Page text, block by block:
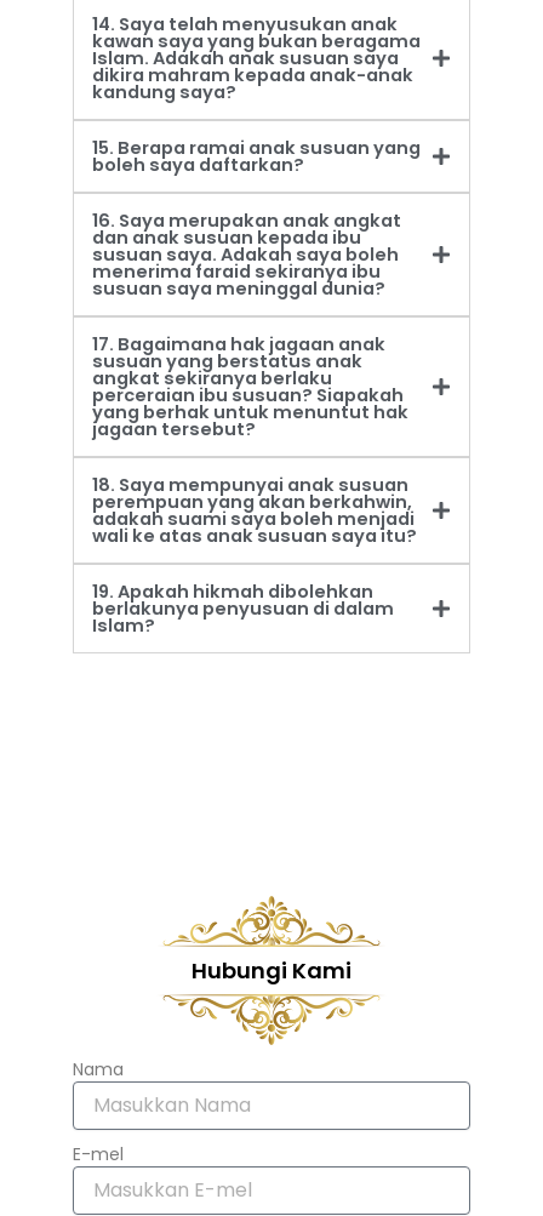
14. Saya telah menyusukan anak
kawan saya yang bukan beragama
Islam. Adakah anak susuan saya
dikira mahram kepada anak-anak
kandung saya?
15. Berapa ramai anak susuan yang
boleh saya daftarkan?
16. Saya merupakan anak angkat
dan anak susuan kepada ibu
susuan saya. Adakah saya boleh
menerima faraid sekiranya ibu
susuan saya meninggal dunia?
17. Bagaimana hak jagaan anak
susuan yang berstatus anak
angkat sekiranya berlaku
perceraian ibu susuan? Siapakah
yang berhak untuk menuntut hak
jagaan tersebut?
18. Saya mempunyai anak susuan
perempuan yang akan berkahwin,
adakah suami saya boleh menjadi
wali ke atas anak susuan saya itu?
19. Apakah hikmah dibolehkan
berlakunya penyusuan di dalam
Islam?
Hubungi Kami
Nama
E-mel